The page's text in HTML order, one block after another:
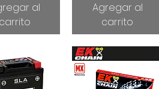
al
carrito
Agregar al
carrito